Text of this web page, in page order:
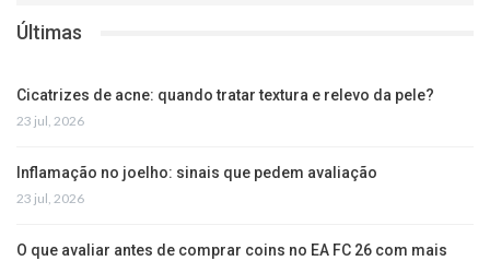
Últimas
Cicatrizes de acne: quando tratar textura e relevo da pele?
23 jul, 2026
Inflamação no joelho: sinais que pedem avaliação
23 jul, 2026
O que avaliar antes de comprar coins no EA FC 26 com mais